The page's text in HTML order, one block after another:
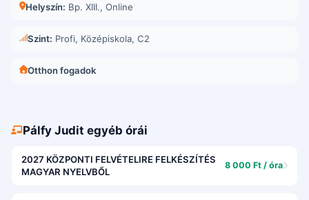
Helyszín: Bp. XIII., Online
Szint: Profi, Középiskola, C2
Otthon fogadok
Pálfy Judit egyéb órái
2027 KÖZPONTI FELVÉTELIRE FELKÉSZÍTÉS
MAGYAR NYELVBŐL
8 000 Ft / óra